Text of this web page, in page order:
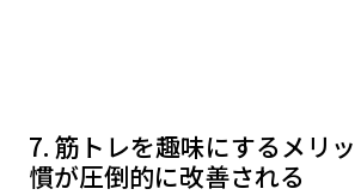
筋トレを趣味にするメリ
慣が圧倒的に改善される